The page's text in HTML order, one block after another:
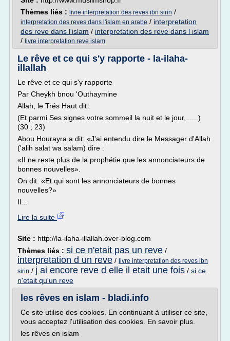
Thèmes liés : livre interpretation des reves ibn sirin /
interpretation des reves dans l'islam en arabe / interpretation
des reve dans l'islam / interpretation des reve dans l islam
/ livre interpretation reve islam
Le rêve et ce qui s'y rapporte - la-ilaha-
illallah
Le rêve et ce qui s'y rapporte
Par Cheykh bnou 'Outhaymine
Allah, le Trés Haut dit :
(Et parmi Ses signes votre sommeil la nuit et le jour,......)
(30 ; 23)
Abou Hourayra a dit: «J'ai entendu dire le Messager d'Allah
('alih salat wa salam) dire :
«II ne reste plus de la prophétie que les annonciateurs de
bonnes nouvelles».
On dit: «Et qui sont les annonciateurs de bonnes
nouvelles?»
Il...
Lire la suite
Site : http://la-ilaha-illallah.over-blog.com
Thèmes liés : si ce n'etait pas un reve /
interpretation d un reve / livre interpretation des reves ibn
sirin / j ai encore reve d elle il etait une fois / si ce
n'etait qu'un reve
les rêves en islam - bladi.info
Ce site utilise des cookies. En continuant à utiliser ce site,
vous acceptez l'utilisation des cookies. En savoir plus.
les rêves en islam